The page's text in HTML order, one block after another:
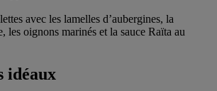
avec les lamelles d’aubergines, la
les oignons marinés et la sauce Raïta au
idéaux